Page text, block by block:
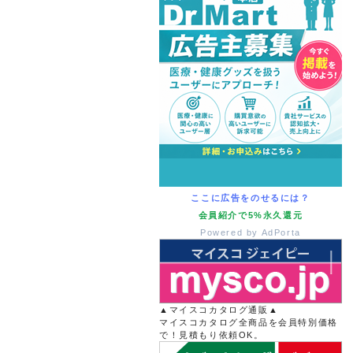
ここに広告をのせるには？
会員紹介で5%永久還元
Powered by AdPorta
▲マイスコカタログ通販▲
マイスコカタログ全商品を会員特別価格
で！見積もり依頼OK。